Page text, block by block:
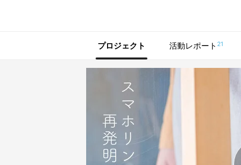
プロジェクト 活動レポート 21